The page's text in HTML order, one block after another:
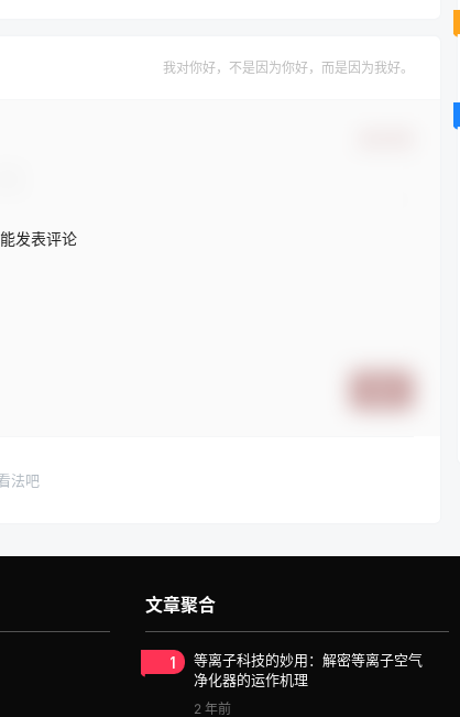
我对你好，不是因为你好，而是因为我好。
发表评论
法吧
文章聚合
1
等离子科技的妙用：解密等离子空气
净化器的运作机理
2 年前